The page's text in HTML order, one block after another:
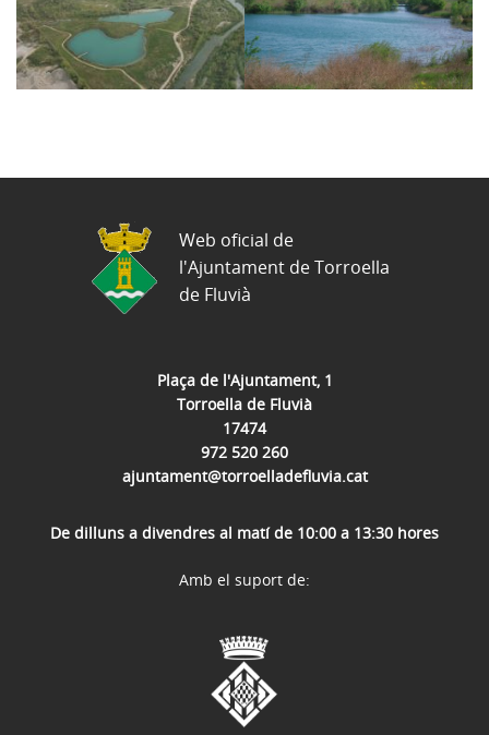
Plaça de l'Ajuntament, 1
Torroella de Fluvià
17474
972 520 260
ajuntament@torroelladefluvia.cat
De dilluns a divendres al matí de 10:00 a 13:30 hores
Web oficial de
l'Ajuntament de Torroella
de Fluvià
Amb el suport de: